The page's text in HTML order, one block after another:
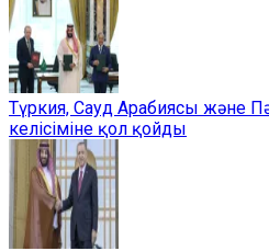
Түркия, Сауд Арабиясы және
келісіміне қол қойды